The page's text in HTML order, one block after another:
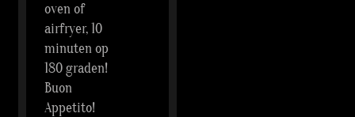
oven of
airfryer, 10
minuten op
180 graden!
Buon
Appetito!